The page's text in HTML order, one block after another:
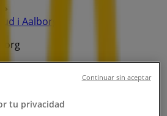
»
i Aalborg
tilbud i
tu privacidad
Continuar sin aceptar